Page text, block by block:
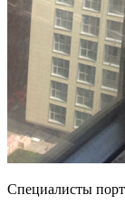
Специалисты